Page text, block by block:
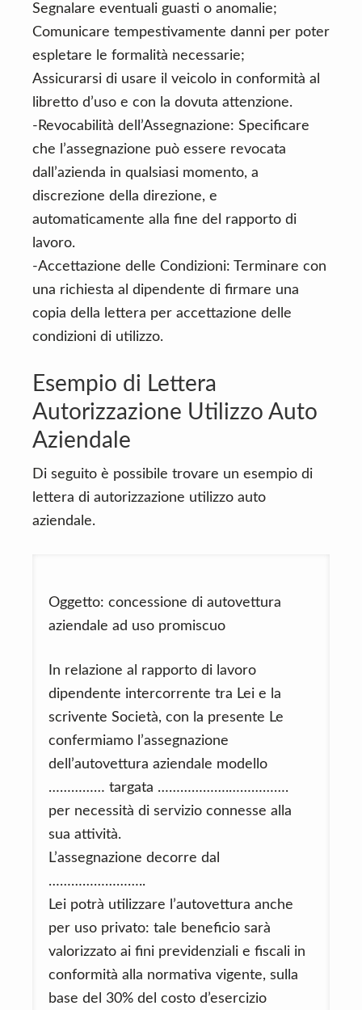
Segnalare eventuali guasti o anomalie;
Comunicare tempestivamente danni per poter
espletare le formalità necessarie;
Assicurarsi di usare il veicolo in conformità al
libretto d’uso e con la dovuta attenzione.
-Revocabilità dell’Assegnazione: Specificare
che l’assegnazione può essere revocata
dall’azienda in qualsiasi momento, a
discrezione della direzione, e
automaticamente alla fine del rapporto di
lavoro.
-Accettazione delle Condizioni: Terminare con
una richiesta al dipendente di firmare una
copia della lettera per accettazione delle
condizioni di utilizzo.
Esempio di Lettera
Autorizzazione Utilizzo Auto
Aziendale
Di seguito è possibile trovare un esempio di
lettera di autorizzazione utilizzo auto
aziendale.
Oggetto: concessione di autovettura
aziendale ad uso promiscuo
In relazione al rapporto di lavoro
dipendente intercorrente tra Lei e la
scrivente Società, con la presente Le
confermiamo l’assegnazione
dell’autovettura aziendale modello
…………… targata ……………….…………….
per necessità di servizio connesse alla
sua attività.
L’assegnazione decorre dal
……………………..
Lei potrà utilizzare l’autovettura anche
per uso privato: tale beneficio sarà
valorizzato ai fini previdenziali e fiscali in
conformità alla normativa vigente, sulla
base del 30% del costo d’esercizio